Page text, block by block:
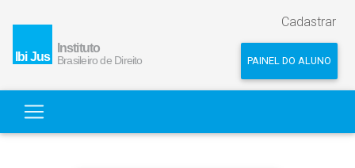
Cadastrar
PAINEL DO ALUNO